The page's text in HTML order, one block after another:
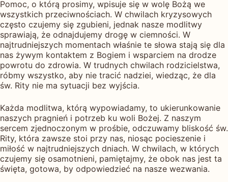
Pomoc, o którą prosimy, wpisuje się w wolę Bożą we
wszystkich przeciwnościach. W chwilach kryzysowych
często czujemy się zgubieni, jednak nasze modlitwy
sprawiają, że odnajdujemy drogę w ciemności. W
najtrudniejszych momentach właśnie te słowa stają się dla
nas żywym kontaktem z Bogiem i wsparciem na drodze
powrotu do zdrowia. W trudnych chwilach rodzicielstwa,
róbmy wszystko, aby nie tracić nadziei, wiedząc, że dla
św. Rity nie ma sytuacji bez wyjścia.
Każda modlitwa, którą wypowiadamy, to ukierunkowanie
naszych pragnień i potrzeb ku woli Bożej. Z naszym
sercem zjednoczonym w prośbie, odczuwamy bliskość św.
Rity, która zawsze stoi przy nas, niosąc pocieszenie i
miłość w najtrudniejszych dniach. W chwilach, w których
czujemy się osamotnieni, pamiętajmy, że obok nas jest ta
święta, gotowa, by odpowiedzieć na nasze wezwania.